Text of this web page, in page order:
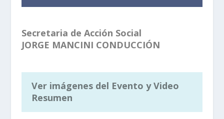
Secretaria de Acción Social
JORGE MANCINI CONDUCCIÓN
Ver imágenes del Evento y Video
Resumen